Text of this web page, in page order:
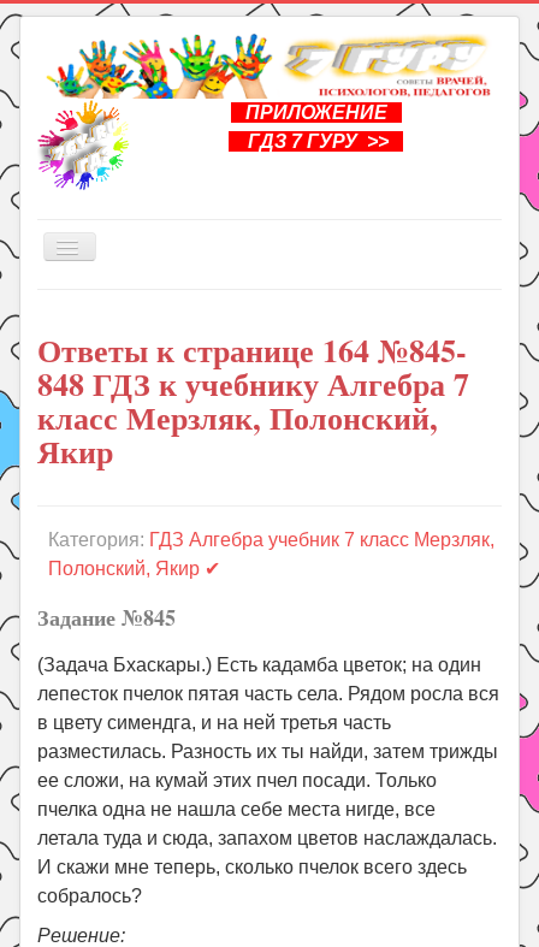
ПРИЛОЖЕНИЕ
ГДЗ 7 ГУРУ >>
Включить/
Книги
Рукоделие
Подготовка к школе
Уроки
Праздники
Летом!
Поиск
Ответы к странице 164 №845-
848 ГДЗ к учебнику Алгебра 7
класс Мерзляк, Полонский,
Якир
Категория: ГДЗ Алгебра учебник 7 класс Мерзляк,
Полонский, Якир ✔
Задание №845
(Задача Бхаскары.) Есть кадамба цветок; на один
лепесток пчелок пятая часть села. Рядом росла вся
в цвету симендга, и на ней третья часть
разместилась. Разность их ты найди, затем трижды
ее сложи, на кумай этих пчел посади. Только
пчелка одна не нашла себе места нигде, все
летала туда и сюда, запахом цветов наслаждалась.
И скажи мне теперь, сколько пчелок всего здесь
собралось?
Решение: